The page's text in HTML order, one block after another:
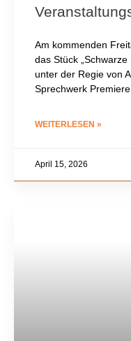
Am kommenden
das Stück
unter der Regie von
Sprechwerk
WEITERLESEN »
April 15, 2026